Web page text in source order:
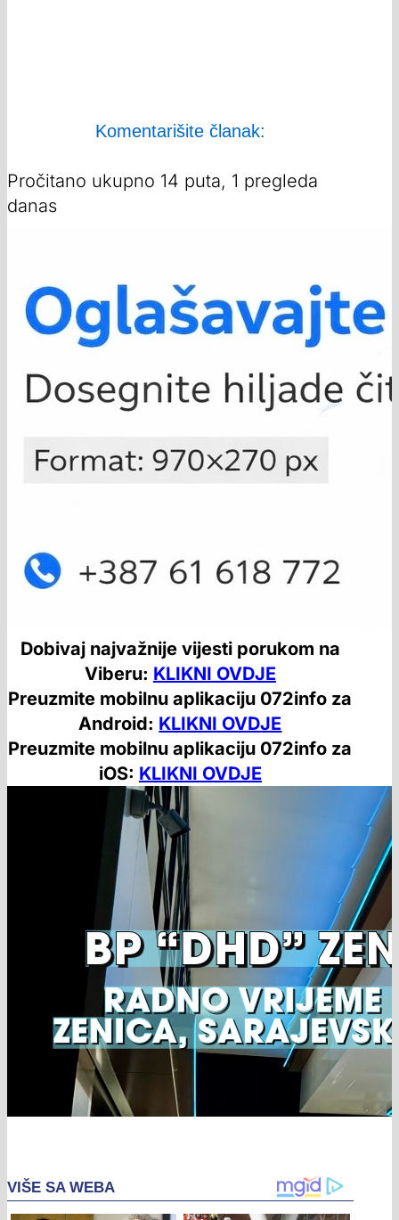
Komentarišite članak:
Pročitano ukupno 14 puta, 1 pregleda
danas
Dobivaj najvažnije vijesti porukom na
Viberu: KLIKNI OVDJE
Preuzmite mobilnu aplikaciju 072info za
Android: KLIKNI OVDJE
Preuzmite mobilnu aplikaciju 072info za
iOS: KLIKNI OVDJE